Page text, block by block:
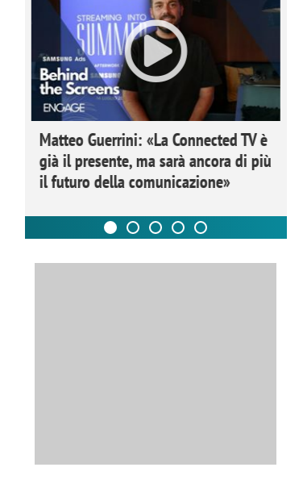
Matteo Guerrini: «La Connected TV è
già il presente, ma sarà ancora di più
il futuro della comunicazione»